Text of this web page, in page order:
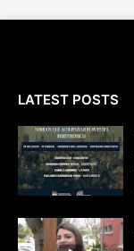
LATEST POSTS